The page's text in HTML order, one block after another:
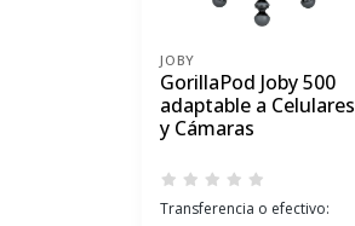
JOBY
GorillaPod Joby 500
adaptable a Celulares
y Cámaras
Transferencia o efectivo: